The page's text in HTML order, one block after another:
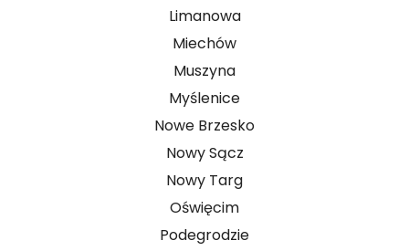
Limanowa
Miechów
Muszyna
Myślenice
Nowe Brzesko
Nowy Sącz
Nowy Targ
Oświęcim
Podegrodzie